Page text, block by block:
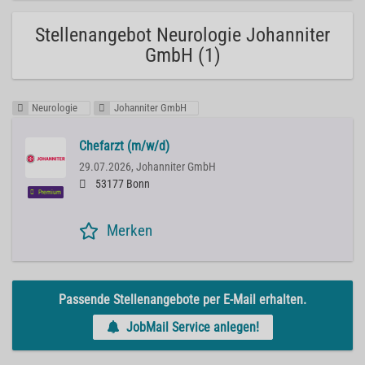
Stellenangebot Neurologie Johanniter
GmbH (1)
Neurologie Johanniter GmbH
Premium
Chefarzt (m/w/d)
29.07.2026, Johanniter GmbH
53177 Bonn
Merken
Passende Stellenangebote per E-Mail erhalten.
JobMail Service anlegen!